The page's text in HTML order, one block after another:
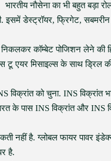
भारतीय नौसेना का भी बहुत बड़ा
इसमें डेस्ट्रॉयर, फ्रिगेट,
निकलकर कॉम्बेट पोजिशन लेने की
मिसाइल्स के साथ ड्रिल की.
को चुना. INS विक्रांत
के पास INS विक्रांत और
नहीं है. ग्लोबल फायर पावर
है.